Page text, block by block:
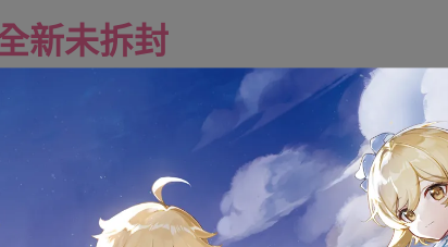
新未拆封
月份預購 商品合併結帳